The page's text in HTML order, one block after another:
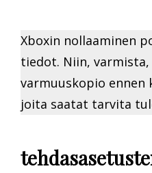
Xboxin nollaaminen
tiedot. Niin,
varmuuskopio
joita saatat tarvita